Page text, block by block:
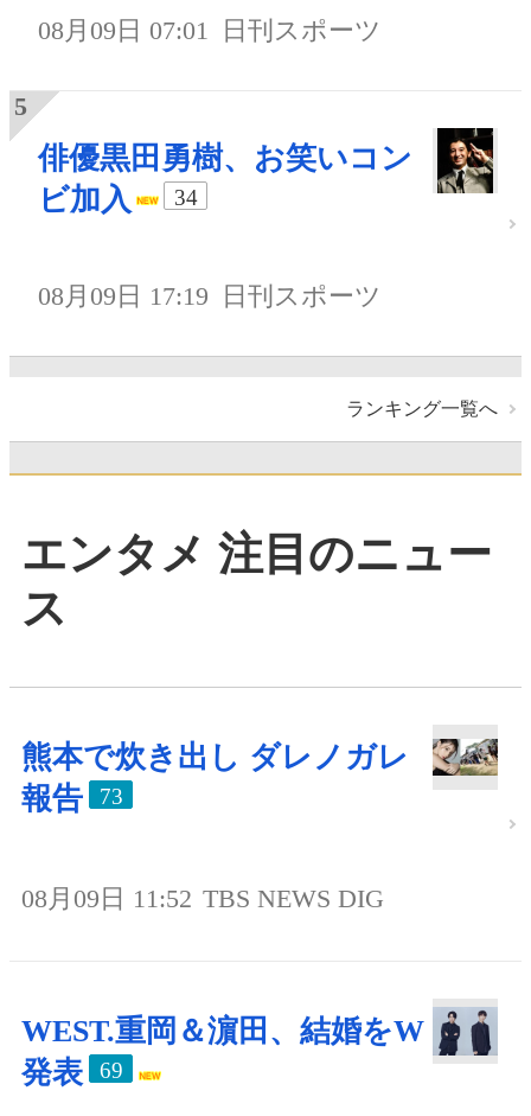
08月09日 07:01 日刊スポーツ
俳優黒田勇樹、お笑いコン
ビ加入
34
08月09日 17:19 日刊スポーツ
ランキング一覧へ
エンタメ 注目のニュー
ス
熊本で炊き出し ダレノガレ
報告
73
08月09日 11:52 TBS NEWS DIG
WEST.重岡＆濵田、結婚をW
発表
69